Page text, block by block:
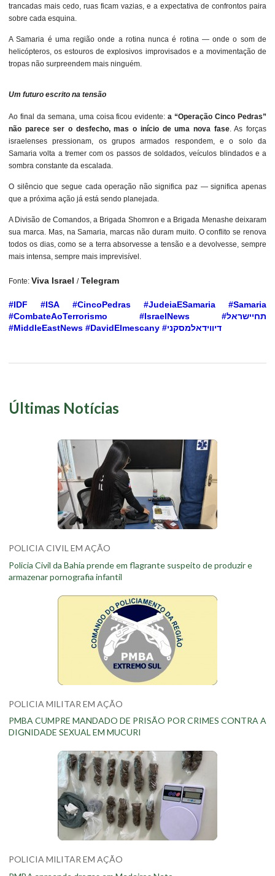
trancadas mais cedo, ruas ficam vazias, e a expectativa de confrontos paira
sobre cada esquina.
A Samaria é uma região onde a rotina nunca é rotina — onde o som de
helicópteros, os estouros de explosivos improvisados e a movimentação de
tropas não surpreendem mais ninguém.
Um futuro escrito na tensão
Ao final da semana, uma coisa ficou evidente:a “Operação Cinco Pedras”
não parece ser o desfecho, mas o início de uma nova fase. As forças
israelenses pressionam, os grupos armados respondem, e o solo da
Samaria volta a tremer com os passos de soldados, veículos blindados e a
sombra constante da escalada.
O silêncio que segue cada operação não significa paz — significa apenas
que a próxima ação já está sendo planejada.
A Divisão de Comandos, a Brigada Shomron e a Brigada Menashe deixaram
sua marca. Mas, na Samaria, marcas não duram muito. O conflito se renova
todos os dias, como se a terra absorvesse a tensão e a devolvesse, sempre
mais intensa, sempre mais imprevisível.
Fonte: Viva Israel /Telegram
#IDF #ISA #CincoPedras #JudeiaESamaria #Samaria
#CombateAoTerrorismo #IsraelNews #תחיישראל
#MiddleEastNews #DavidElmescany #דיווידאלמסקני
Últimas Notícias
POLICIA CIVIL EM AÇÃO
Policia Civil da Bahia prende em flagrante suspeito de produzir e
armazenar pornografia infantil
POLICIA MILITAR EM AÇÃO
PMBA CUMPRE MANDADO DE PRISÃO POR CRIMES CONTRA A
DIGNIDADE SEXUAL EM MUCURI
POLICIA MILITAR EM AÇÃO